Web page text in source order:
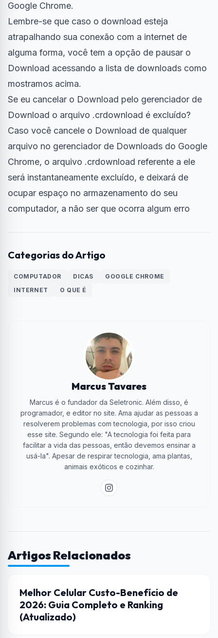
Google Chrome.
Lembre-se que caso o download esteja
atrapalhando sua conexão com a internet de
alguma forma, você tem a opção de pausar o
Download acessando a lista de downloads como
mostramos acima.
Se eu cancelar o Download pelo gerenciador de
Download o arquivo .crdownload é excluído?
Caso você cancele o Download de qualquer
arquivo no gerenciador de Downloads do Google
Chrome, o arquivo .crdownload referente a ele
será instantaneamente excluído, e deixará de
ocupar espaço no armazenamento do seu
computador, a não ser que ocorra algum erro
Categorias do Artigo
COMPUTADOR DICAS
GOOGLE CHROME
INTERNET
O QUE É
Marcus Tavares
Marcus é o fundador da Seletronic. Além disso, é
programador, e editor no site. Ama ajudar as pessoas a
resolverem problemas com tecnologia, por isso criou
esse site. Segundo ele: "A tecnologia foi feita para
facilitar a vida das pessoas, então devemos ensinar a
usá-la". Apesar de respirar tecnologia, ama plantas,
animais exóticos e cozinhar.
Artigos Relacionados
DICAS
Melhor Celular Custo-Benefício de
2026: Guia Completo e Ranking
(Atualizado)